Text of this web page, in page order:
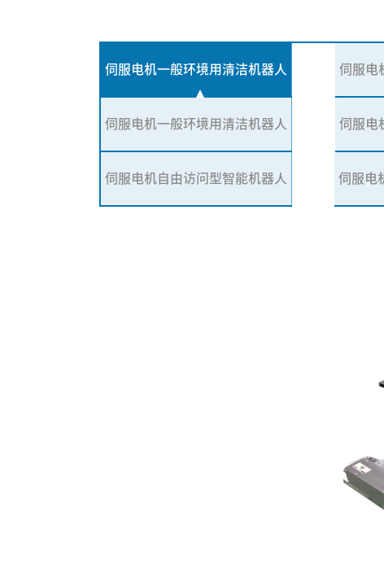
伺服电机一般环境用清洁机器人 伺服电
伺服电机一般环境用清洁机器人 伺服电
伺服电机自由访问型智能机器人 伺服电